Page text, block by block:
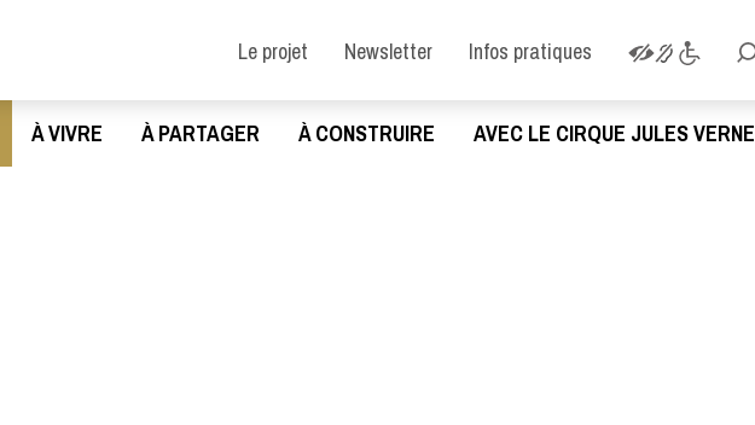
Le projet Newsletter Infos pratiques
À VIVRE À PARTAGER À CONSTRUIRE AVEC LE CIRQUE JULES VERNE